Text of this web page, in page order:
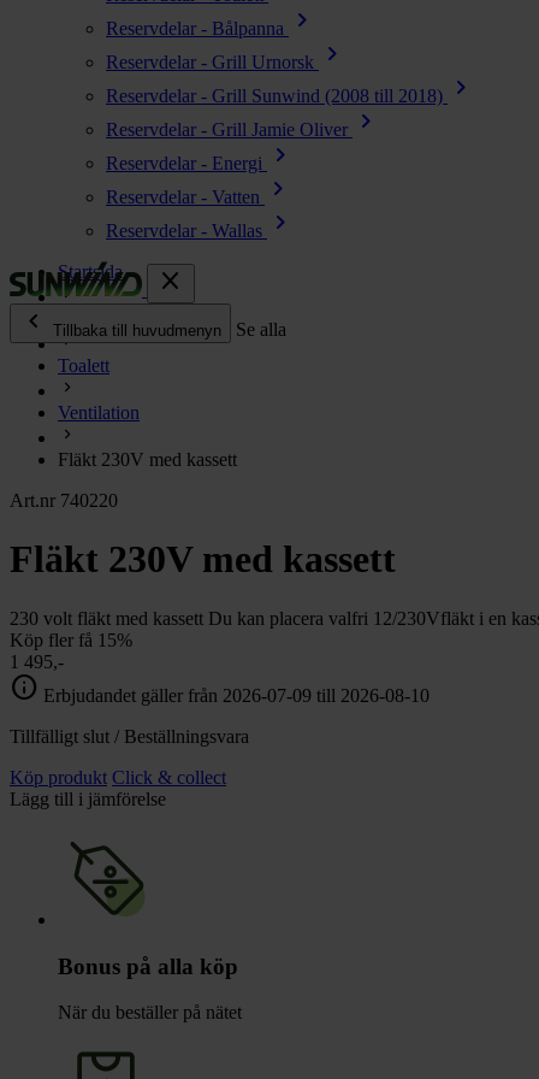
Reservdelar - Bålpanna chevron_right
Reservdelar - Grill Urnorsk chevron_right
Reservdelar - Grill Sunwind (2008 till 2018) chevron_right
Reservdelar - Grill Jamie Oliver chevron_right
Reservdelar - Energi chevron_right
Reservdelar - Vatten chevron_right
Reservdelar - Wallas
chevron_right
close
chevron_left
Tillbaka till huvudmenyn Se alla
Energi
Kök & Gasol
Värme chevron_right
Vatten chevron_right
Toalett chevron_right
chevron_right
Lacanche
Reservdelar
Startsida
Toalett
Ventilation
Fläkt 230V med kassett
Art.nr 740220
Fläkt 230V med kassett
230 volt fläkt med kassett Du kan placera valfri 12/230Vfläkt i en
Köp fler få 15%
1 495,-
info Erbjudandet gäller från 2026-07-09 till 2026-08-10
Tillfälligt slut / Beställningsvara
Köp produkt Click & collect
Lägg till i jämförelse
Bonus på alla köp
När du beställer på nätet